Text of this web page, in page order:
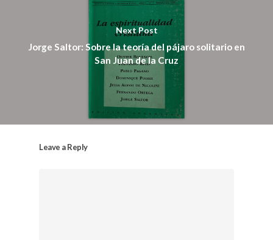
Next Post
Jorge Saltor: Sobre la teoría del pájaro solitario en
San Juan de la Cruz
Leave a Reply